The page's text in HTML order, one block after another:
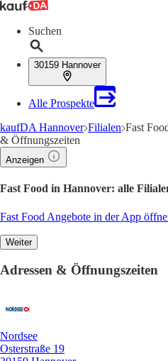
Suchen
30159 Hannover
Alle Prospekte
kaufDA Hannover Filialen Fast
& Öffnungszeiten
Anzeigen
Fast Food in Hannover: alle
Fast Food Angebote in der App
Weiter
Adressen & Öffnungszeiten
Nordsee
Osterstraße 19